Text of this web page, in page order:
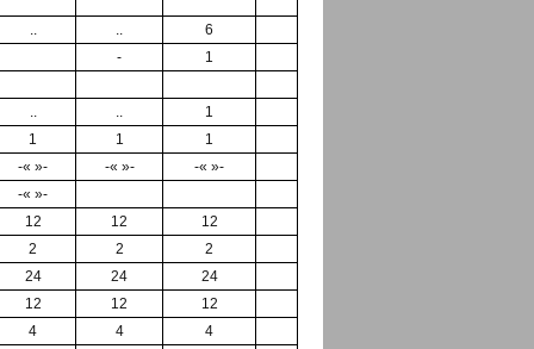
.. ..
6
-
1
.. ..
1
1
1
1
-« »-
-« »-
-« »-
-« »-
12
12
12
2
2
2
24
24
24
12
12
12
4
4
4